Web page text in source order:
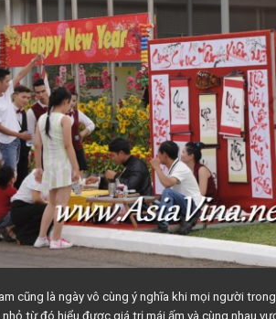
cũng là ngày vô cùng ý nghĩa khi mọi người
nhỏ từ đó hiểu được giá trị mái ấm và cùng nhau